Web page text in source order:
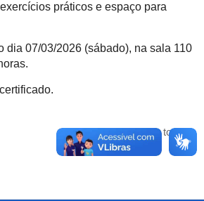
práticos e espaço para
dia 07/03/2026 (sábado), na sala 110
Voltar para o topo